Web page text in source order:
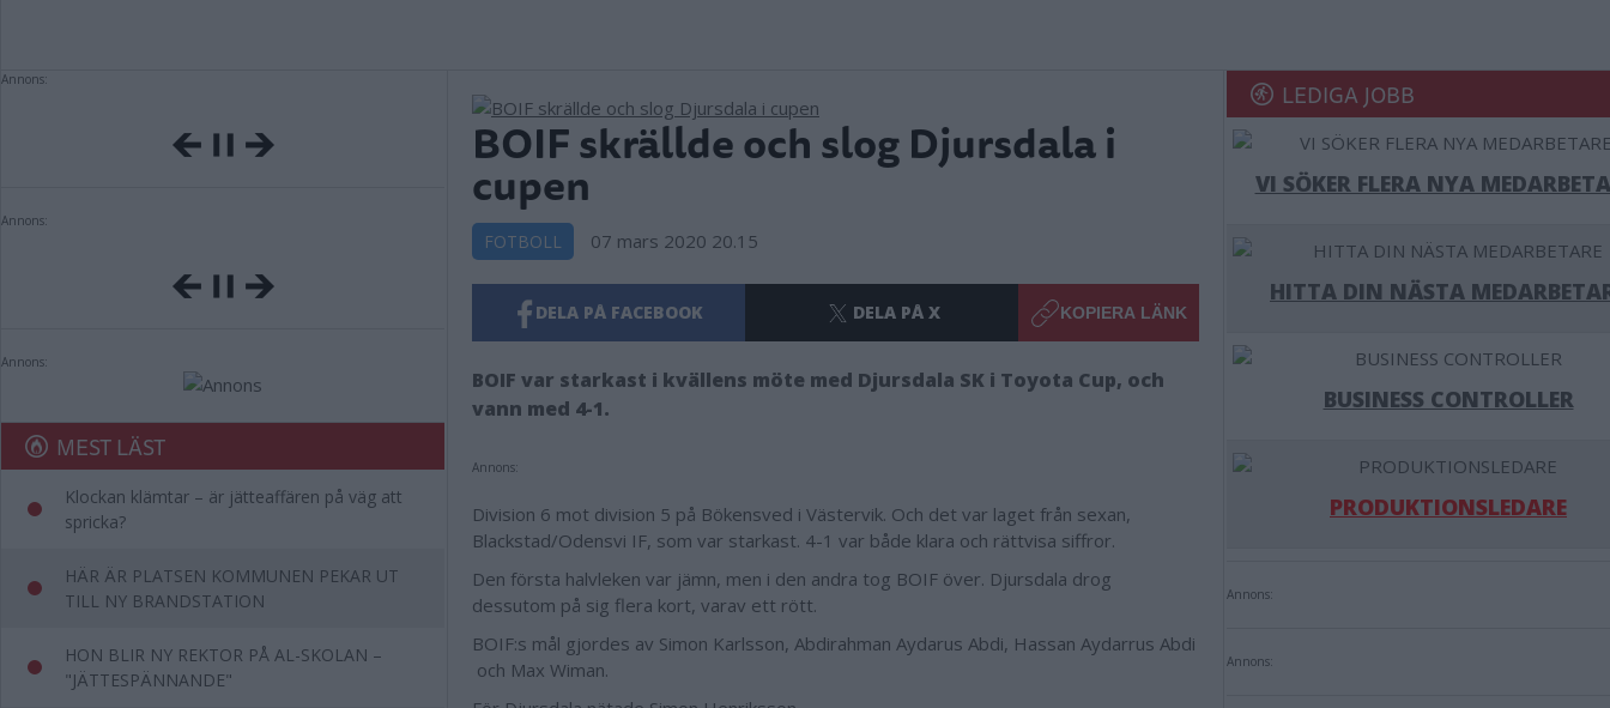
Annons:
Annons:
Annons:
MEST LÄST
Klockan klämtar – är jätteaffären på väg att
spricka?
HÄR ÄR PLATSEN KOMMUNEN PEKAR UT
TILL NY BRANDSTATION
HON BLIR NY REKTOR PÅ AL-SKOLAN –
"JÄTTESPÄNNANDE"
BOIF skrällde och slog Djursdala i
cupen
FOTBOLL 07 mars 2020 20.15
DELA PÅ FACEBOOK DELA PÅ X KOPIERA LÄNK
BOIF var starkast i kvällens möte med Djursdala SK i Toyota Cup, och
vann med 4-1.
Annons:
Division 6 mot division 5 på Bökensved i Västervik. Och det var laget från sexan,
Blackstad/Odensvi IF, som var starkast. 4-1 var både klara och rättvisa siffror.
Den första halvleken var jämn, men i den andra tog BOIF över. Djursdala drog
dessutom på sig flera kort, varav ett rött.
BOIF:s mål gjordes av Simon Karlsson, Abdirahman Aydarus Abdi, Hassan Aydarrus Abdi
och Max Wiman.
LEDIGA JOBB
VI SÖKER FLERA NYA
HITTA DIN NÄSTA
BUSINESS CONTROLLER
PRODUKTIONSLEDARE
Annons:
Annons: